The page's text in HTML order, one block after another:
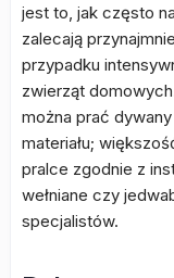
jest to, jak często
zalecają
przypadku
zwierząt
można prać
materiału;
pralce zgodnie z
wełniane czy
specjalistów.